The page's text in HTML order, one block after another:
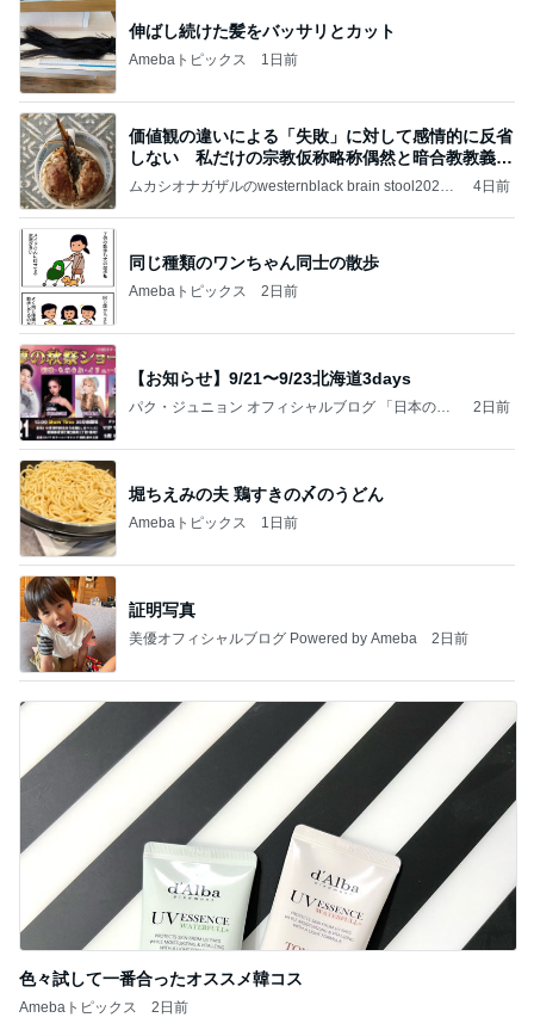
伸ばし続けた髪をバッサリとカット
Amebaトピックス 1日前
価値観の違いによる「失敗」に対して感情的に反省
しない 私だけの宗教仮称略称偶然と暗合教教義候
補
ムカシオナガザルのwesternblack brain stool2024
ガザル
4日前
同じ種類のワンちゃん同士の散歩
Amebaトピックス 2日前
【お知らせ】9/21〜9/23北海道3days
パク・ジュニョン オフィシャルブログ 「日本の
2日前
堀ちえみの夫 鶏すきの〆のうどん
Amebaトピックス 1日前
証明写真
美優オフィシャルブログ Powered by Ameba 2日前
色々試して一番合ったオススメ韓コス
Amebaトピックス 2日前